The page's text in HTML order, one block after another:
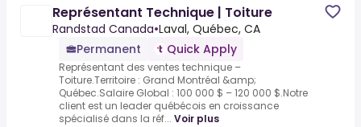
Représentant Technique | Toiture
Randstad Canada•Laval, Québec, CA
Permanent
Quick Apply
Représentant des ventes technique –
Toiture.Territoire : Grand Montréal &amp;
Québec.Salaire Global : 100 000 $ – 120 000 $.Notre
client est un leader québécois en croissance
spécialisé dans la réf... Voir plus